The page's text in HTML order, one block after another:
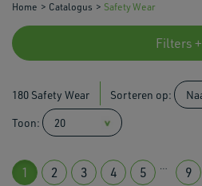
Home Catalogus Safety Wear
Filters +
180 Safety Wear Sorteren op:
Toon:
1 2 3 4 5 … 9